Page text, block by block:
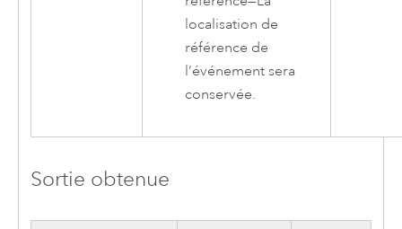
localisation de
référence de
l’événement sera
conservée.
Sortie obtenue